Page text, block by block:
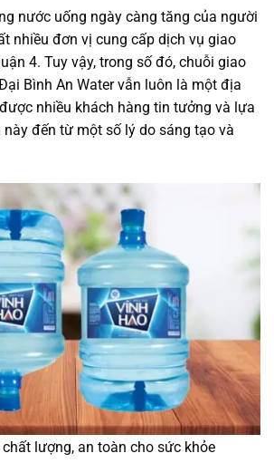
nước uống ngày càng tăng của người
nhiều đơn vị cung cấp dịch vụ giao
4. Tuy vậy, trong số đó, chuỗi giao
Bình An Water vẫn luôn là một địa
nhiều khách hàng tin tưởng và lựa
đến từ một số lý do sáng tạo và
lượng, an toàn cho sức khỏe